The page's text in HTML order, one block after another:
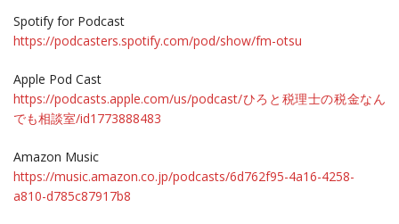
Spotify for Podcast
https://podcasters.spotify.com/pod/show/fm-otsu
Apple Pod Cast
https://podcasts.apple.com/us/podcast/ひろと税理士の税金なん
でも相談室/id1773888483
Amazon Music
https://music.amazon.co.jp/podcasts/6d762f95-4a16-4258-
a810-d785c87917b8